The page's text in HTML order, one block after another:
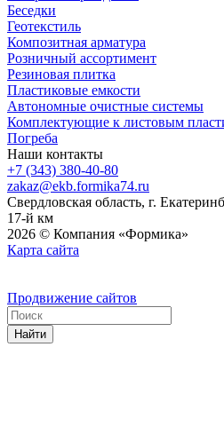
Беседки
Геотекстиль
Композитная арматура
Розничный ассортимент
Резиновая плитка
Пластиковые емкости
Автономные очистные системы
Комплектующие к листовым
Погреба
Наши контакты
+7 (343) 380-40-80
zakaz@ekb.formika74.ru
Свердловская область, г.
17-й км
2026 © Компания «Формика»
Карта сайта
Продвижение сайтов
Найти